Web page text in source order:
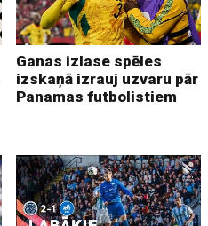
Ganas izlase spēles
izskaņā izrauj uzvaru pār
Panamas futbolistiem